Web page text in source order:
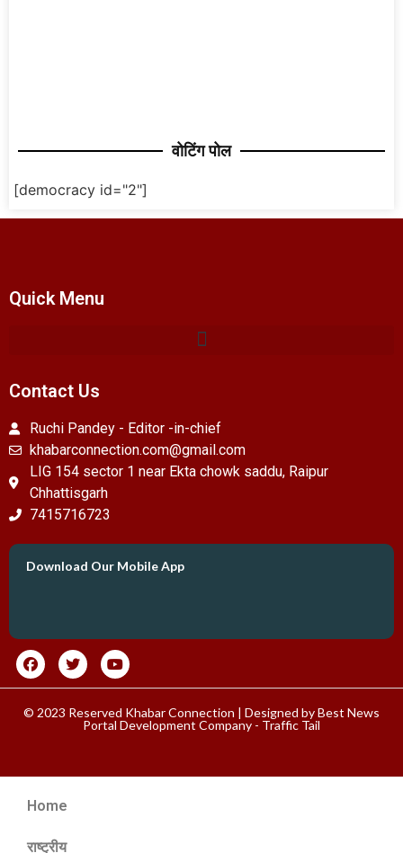
वोटिंग पोल
[democracy id="2"]
Quick Menu
Contact Us
Ruchi Pandey - Editor -in-chief
khabarconnection.com@gmail.com
LIG 154 sector 1 near Ekta chowk saddu, Raipur
Chhattisgarh
7415716723
Download Our Mobile App
© 2023 Reserved Khabar Connection | Designed byBest News
Portal Development Company - Traffic Tail
Home
राष्ट्रीय